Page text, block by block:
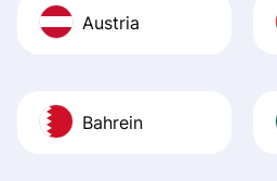
Austria
Bahrein